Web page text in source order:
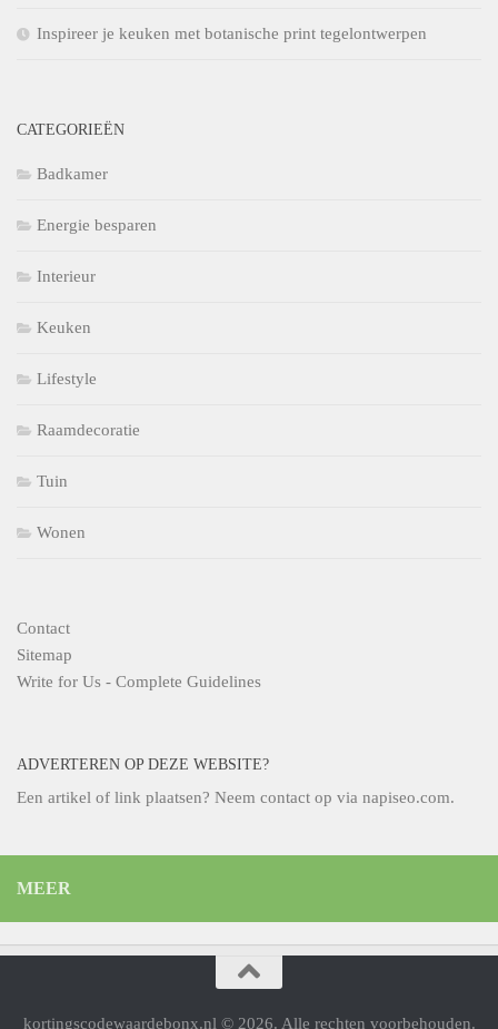
Inspireer je keuken met botanische print tegelontwerpen
CATEGORIEËN
Badkamer
Energie besparen
Interieur
Keuken
Lifestyle
Raamdecoratie
Tuin
Wonen
Contact
Sitemap
Write for Us - Complete Guidelines
ADVERTEREN OP DEZE WEBSITE?
Een artikel of link plaatsen? Neem contact op via napiseo.com.
MEER
kortingscodewaardebonx.nl © 2026. Alle rechten voorbehouden.